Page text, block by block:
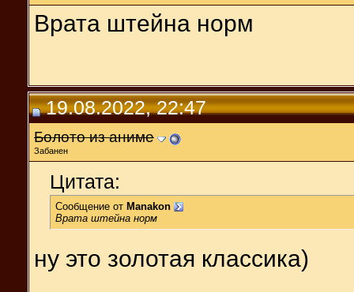
Врата штейна норм
19.08.2022, 22:47
Болото из аниме
Забанен
Цитата:
Сообщение от Manakon
Врата штейна норм
ну это золотая классика)